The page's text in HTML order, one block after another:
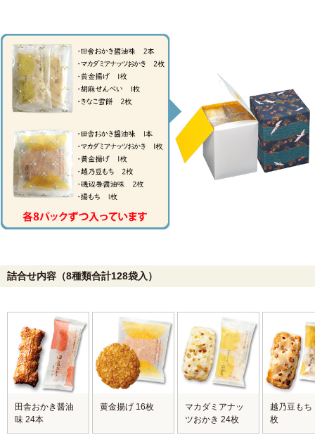
詰合せ内容（8種類合計128袋入）
田舎おかき醤油
味 24本
黄金揚げ 16枚
マカダミアナッ
ツおかき 24枚
越乃豆も
枚